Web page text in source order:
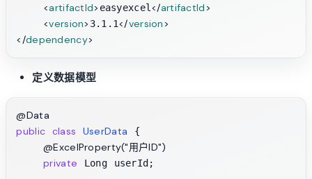
<artifactId> easyexcel </artifactId>
<version> 3.1.1</version>
</dependency>
定义数据模型
@Data
public class UserData {
@ExcelProperty("用户ID")
private Long userId;